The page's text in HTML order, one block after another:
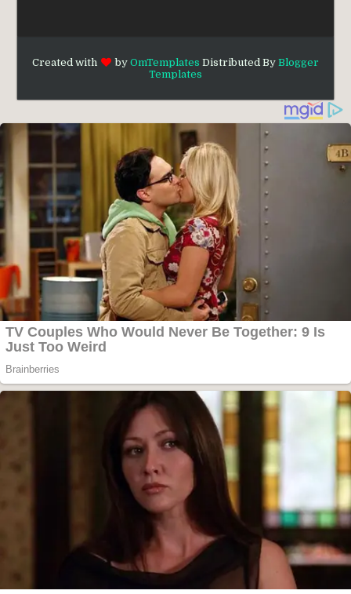
Created with by OmTemplates Distributed By Blogger
Templates